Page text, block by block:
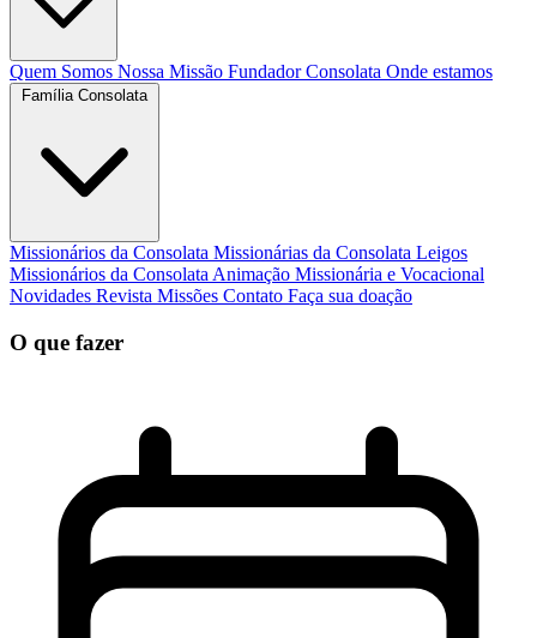
Quem Somos Nossa Missão FundadorConsolata Onde estamos
Família Consolata
Missionários da Consolata Missionárias da Consolata Leigos
Missionários da Consolata Animação Missionária e Vocacional
Novidades Revista Missões Contato Faça sua doação
O que fazer